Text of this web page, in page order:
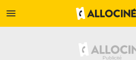
menu